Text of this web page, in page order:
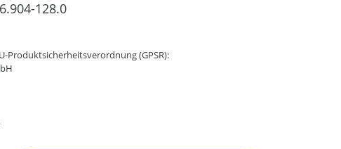
6.904-128.0
Produktsicherheitsverordnung (GPSR):